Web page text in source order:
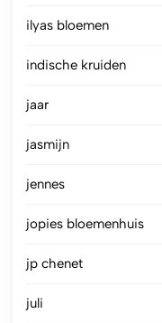
ilyas bloemen
indische kruiden
jaar
jasmijn
jennes
jopies bloemenhuis
jp chenet
juli